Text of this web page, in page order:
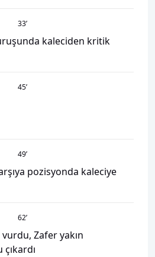
33’
kaleciden kritik
45’
49’
pozisyonda kaleciye
62’
Zafer yakın